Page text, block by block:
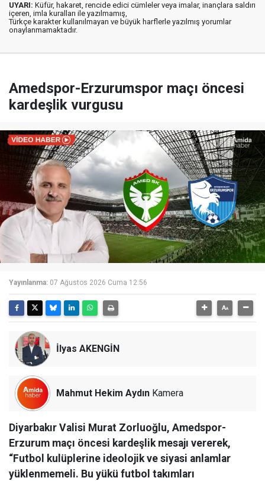
UYARI: Küfür, hakaret, rencide edici cümleler veya imalar, inançlara saldırı
içeren, imla kuralları ile yazılmamış,
Türkçe karakter kullanılmayan ve büyük harflerle yazılmış yorumlar
onaylanmamaktadır.
Amedspor-Erzurumspor maçı öncesi
kardeşlik vurgusu
Yayınlanma: 07 Ağustos 2026 Cuma 12:56
İlyas AKENGİN
Mahmut Hekim Aydın Kamera
Diyarbakır Valisi Murat Zorluoğlu, Amedspor-
Erzurum maçı öncesi kardeşlik mesajı vererek,
“Futbol kulüplerine ideolojik ve siyasi anlamlar
yüklenmemeli. Bu yükü futbol takımları